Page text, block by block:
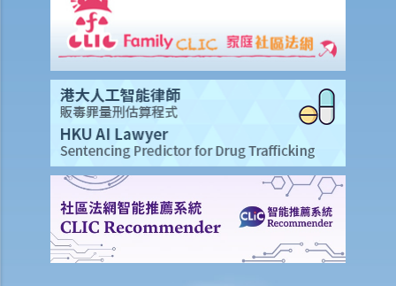
只CD光碟，我会侵犯版权吗？
3. 我买了一只正版电影DVD光碟，如果我在一个慈善筹款活动上播放这
只电影光碟，我有侵犯版权吗？
4. 我买了一只正版电脑游戏CD光碟，如果把CD光碟借给我的朋友，让
他在自己的电脑也可以玩这个游戏，我要为侵犯版权负上责任吗？
5. 一名学生复印了一本书，并分发给全班同学，他有侵犯版权吗？他的
同学又是否有侵犯版权？
6. 我在街上买了一只盗版VCD光碟，我要就侵犯版权，负上法律责任
7. 如果我只阅读网上的文章，或听网上找到的音乐，我有侵犯版权吗？
8. 根据版权条例，平衡进口（或灰色市场货物）是否合法？